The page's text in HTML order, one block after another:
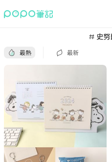
史
最熱 最新